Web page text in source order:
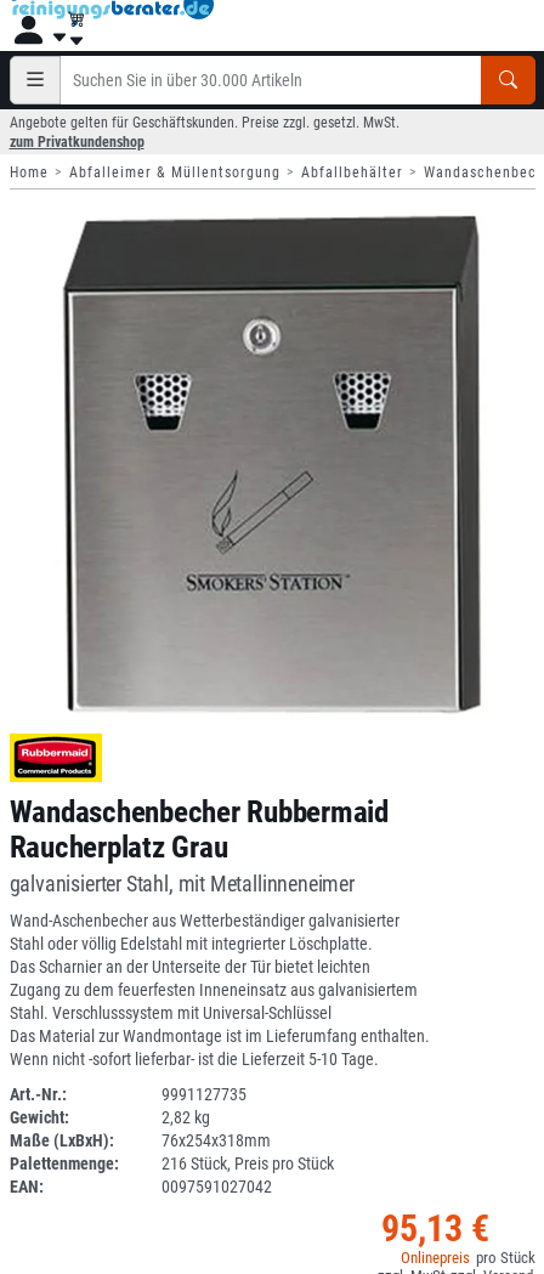
Angebote gelten für Geschäftskunden. Preise zzgl. gesetzl. MwSt.
zum Privatkundenshop
Home
Abfalleimer & Müllentsorgung Abfallbehälter
Wandaschenbecher Rubbermaid
Raucherplatz Grau
galvanisierter Stahl, mit Metallinneneimer
Wand-Aschenbecher aus Wetterbeständiger galvanisierter
Stahl oder völlig Edelstahl mit integrierter Löschplatte.
Das Scharnier an der Unterseite der Tür bietet leichten
Zugang zu dem feuerfesten Inneneinsatz aus galvanisiertem
Stahl. Verschlusssystem mit Universal-Schlüssel
Das Material zur Wandmontage ist im Lieferumfang enthalten.
Wenn nicht -sofort lieferbar- ist die Lieferzeit 5-10 Tage.
Art.-Nr.:
9991127735
Gewicht:
2,82 kg
Maße (LxBxH):
76x254x318mm
Palettenmenge:
216 Stück, Preis pro Stück
EAN:
0097591027042
95,13 €